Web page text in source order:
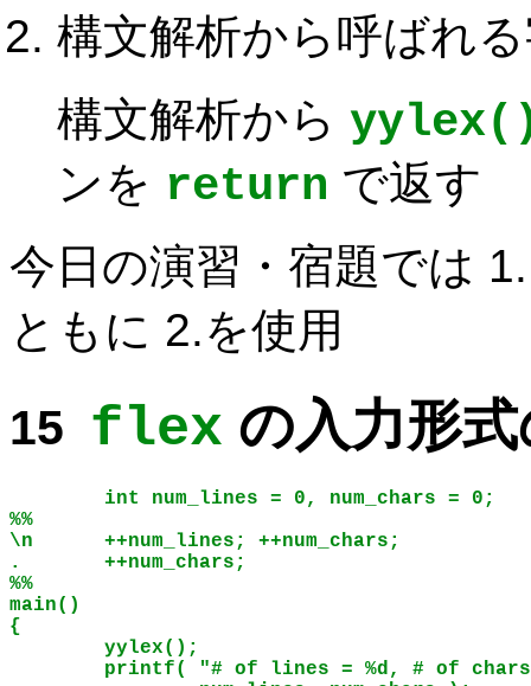
構文解析から呼ばれ
構文解析から
ンを return で返す
今日の演習・宿題では
ともに 2.を使用
flex の入力形
        int num_lines = 0, num_chars = 0;
%%
\n      ++num_lines; ++num_chars;
.       ++num_chars;
%%
main()
{
        yylex();
printf( "# of lines = %d, # of